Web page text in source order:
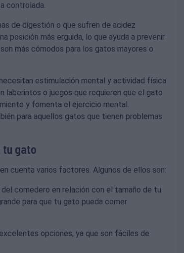
controlada.
de digestión o que sufren de acidez
posición más erguida, lo que ayuda a prevenir
más cómodos para los gatos mayores o
estimulación mental y actividad física
laberintos o juegos que requieren que el gato
y fomenta el ejercicio mental.
para aquellos gatos que tienen problemas
tu gato
cuenta varios factores. Algunos de ellos son:
comedero en relación con el tamaño de tu
para que tu gato pueda comer
opciones, ya que son fáciles de